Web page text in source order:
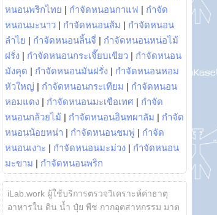
หนอนพริกไทย | กำจัดหนอนกาแฟ | กำจัด
หนอนมะนาว | กำจัดหนอนส้ม | กำจัดหนอน
ลำไย | กำจัดหนอนลิ้นจี่ | กำจัดหนอนหน่อไม้
ฝรั่ง | กำจัดหนอนกระเจี๊ยบเขียว | กำจัดหนอน
มังคุด | กำจัดหนอนมันฝรั่ง | กำจัดหนอนหอม
หัวใหญ่ | กำจัดหนอนกระเทียม | กำจัดหนอน
หอมแดง | กำจัดหนอนมะเขือเทศ | กำจัด
หนอนกล้วยไม้ | กำจัดหนอนอินทผาลัม | กำจัด
หนอนน้อยหน่า | กำจัดหนอนชมพู่ | กำจัด
หนอนเงาะ | กำจัดหนอนมะม่วง | กำจัดหนอน
มะขาม | กำจัดหนอนพริก
iLab.work ผู้ใช้บริการตรวจวิเคราะห์ค่าธาตุ
อาหารใน ดิน น้ำ ปุ๋ย พืช กากอุตสาหกรรม มาต